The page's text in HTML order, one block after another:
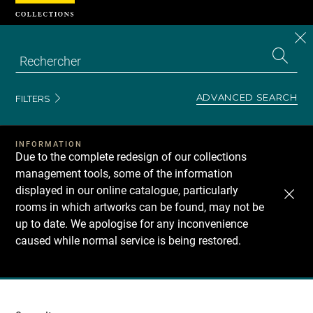
FILTERS ADVANCED SEARCH
INFORMATION
Due to the complete redesign of our collections
management tools, some of the information
displayed in our online catalogue, particularly
rooms in which artworks can be found, may not be
up to date. We apologise for any inconvenience
caused while normal service is being restored.
Recherche
Cookies management panel